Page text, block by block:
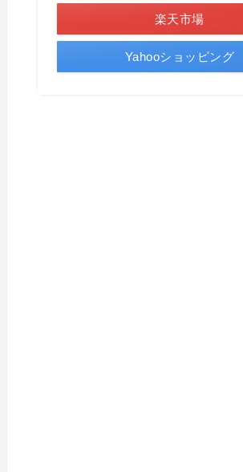
楽天市場
Yahooショッピング